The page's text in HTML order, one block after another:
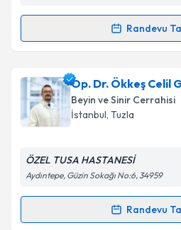
Kişisel verilerimin
Metni'ni okudum ve
Takvim
Randevu
Randevu Takvimi Talebi
Op. Dr. Aykut Erdoğaniçin
oluşturun. Size bu uzmandan
takvim hazırlandığında e-
Kişisel verilerimin
Metni'ni okudum ve
Op. Dr. Ökkeş Celil
Beyin ve Sinir Cerrahisi
İstanbul, Tuzla
ÖZEL TUSA HASTANESİ
Aydıntepe, Güzin Sokağı No:6, 34959
Randevu
Randevu Takvimi Talebi